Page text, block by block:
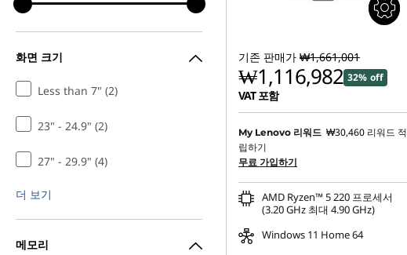
화면 크기
Less than 7" (2)
23" - 24.9" (2)
27" - 29.9" (4)
더 보기
메모리
기존 판매가 ₩1,661,001
₩1,116,982 32% off
VAT 포함
My Lenovo 리워드 ₩30,460 리워드 적
립하기
무료 가입하기
AMD Ryzen™ 5 220 프로세서
(3.20 GHz 최대 4.90 GHz)
Windows 11 Home 64